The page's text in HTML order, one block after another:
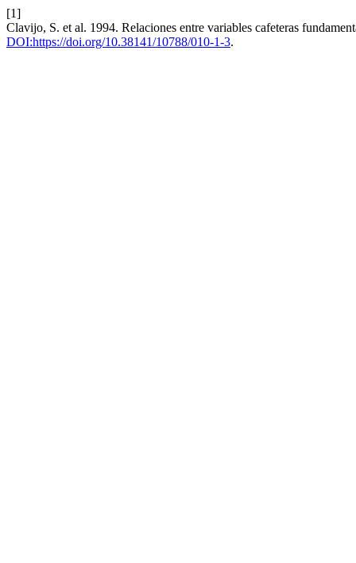
[1]
Clavijo, S. et al. 1994. Relaciones entre variables cafeteras
DOI:https://doi.org/10.38141/10788/010-1-3.